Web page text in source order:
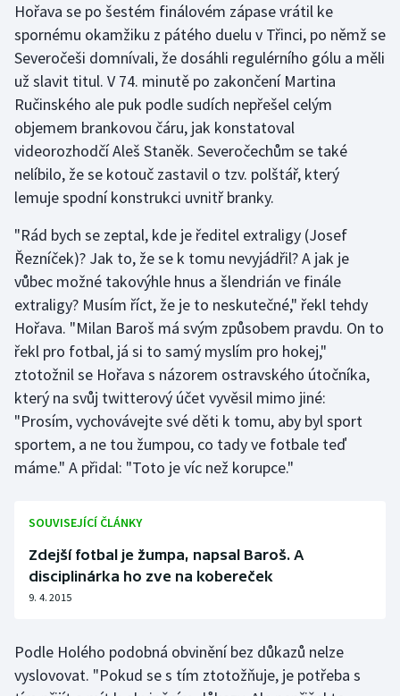
Jezdectví
Judo
Krasobruslení
Lezení
Moderní pětiboj
Motorsport
Olympijské hry
Parasport
Plavání
Plážový volejbal
Rychlobruslení
Rychlostní kanoistika
Short track
Sportovní střelba
Hořava se po šestém finálovém zápase vrátil ke
spornému okamžiku z pátého duelu v Třinci, po němž se
Severočeši domnívali, že dosáhli regulérního gólu a měli
už slavit titul. V 74. minutě po zakončení Martina
Ručinského ale puk podle sudích nepřešel celým
objemem brankovou čáru, jak konstatoval
videorozhodčí Aleš Staněk. Severočechům se také
nelíbilo, že se kotouč zastavil o tzv. polštář, který
lemuje spodní konstrukci uvnitř branky.
"Rád bych se zeptal, kde je ředitel extraligy (Josef
Řezníček)? Jak to, že se k tomu nevyjádřil? A jak je
vůbec možné takovýhle hnus a šlendrián ve finále
extraligy? Musím říct, že je to neskutečné," řekl tehdy
Hořava. "Milan Baroš má svým způsobem pravdu. On to
řekl pro fotbal, já si to samý myslím pro hokej,"
ztotožnil se Hořava s názorem ostravského útočníka,
který na svůj twitterový účet vyvěsil mimo jiné:
"Prosím, vychovávejte své děti k tomu, aby byl sport
sportem, a ne tou žumpou, co tady ve fotbale teď
máme." A přidal: "Toto je víc než korupce."
SOUVISEJÍCÍ ČLÁNKY
Zdejší fotbal je žumpa, napsal Baroš. A
disciplinárka ho zve na kobereček
9. 4. 2015
Podle Holého podobná obvinění bez důkazů nelze
vyslovovat. "Pokud se s tím ztotožňuje, je potřeba s